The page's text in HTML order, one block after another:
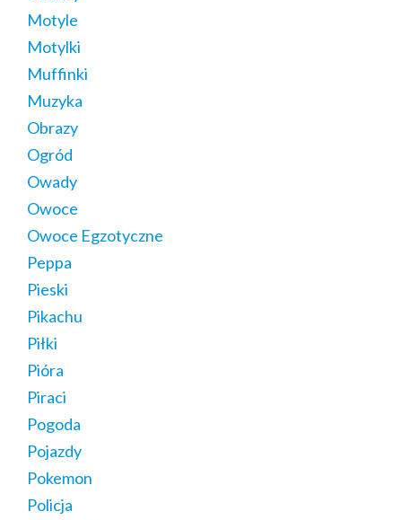
Motyle
Motylki
Muffinki
Muzyka
Obrazy
Ogród
Owady
Owoce
Owoce Egzotyczne
Peppa
Pieski
Pikachu
Piłki
Pióra
Piraci
Pogoda
Pojazdy
Pokemon
Policja